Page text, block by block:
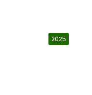
2025